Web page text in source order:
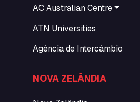
AC Australian Centre
ATN Universities
Agência de Intercâmbio
NOVA ZELÂNDIA